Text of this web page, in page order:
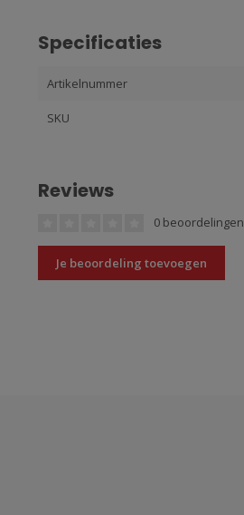
Specificaties
Artikelnummer
SKU
Reviews
0 beoordelingen
Je beoordeling toevoegen